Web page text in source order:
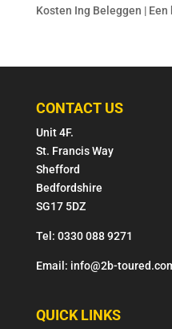
Kosten Ing Beleggen |
CONTACT US
Unit 4F.
St. Francis Way
Shefford
Bedfordshire
SG17 5DZ
Tel: 0330 088 9271
Email: info@2b-
QUICK LINKS